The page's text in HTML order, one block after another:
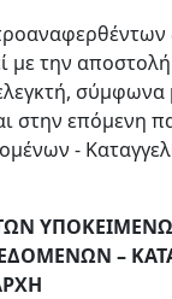
με την
στην επόμενη
-
–